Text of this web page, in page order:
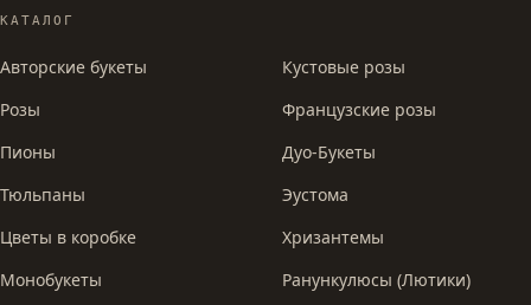
КАТАЛОГ
Авторские букеты
Розы
Пионы
Тюльпаны
Цветы в коробке
Монобукеты
Кустовые розы
Французские розы
Дуо-Букеты
Эустома
Хризантемы
Ранункулюсы (Лютики)